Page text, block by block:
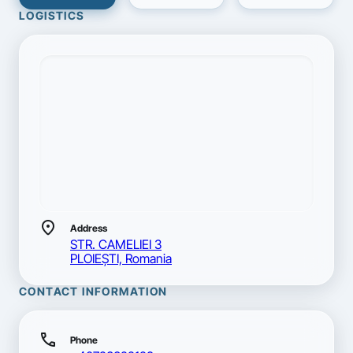
LOGISTICS
location_on Address
STR. CAMELIEI 3
PLOIEŞTI, Romania
CONTACT INFORMATION
call Phone